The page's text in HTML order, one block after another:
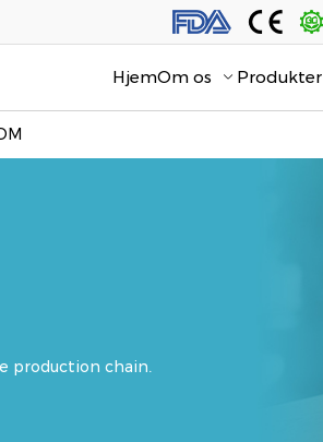
HjemOm os Produkter
production chain.